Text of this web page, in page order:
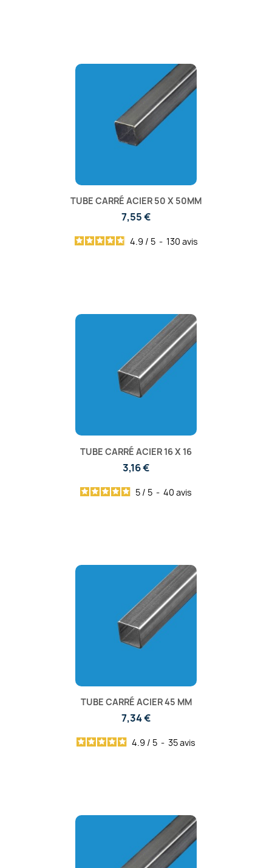
TUBE CARRÉ ACIER 50 X 50MM
7,55 €
4.9 / 5 - 130 avis
TUBE CARRÉ ACIER 16 X 16
3,16 €
5 / 5 - 40 avis
TUBE CARRÉ ACIER 45 MM
7,34 €
4.9 / 5 - 35avis